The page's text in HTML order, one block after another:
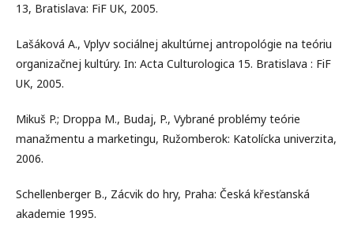
13, Bratislava: FiF UK, 2005.
Lašáková A., Vplyv sociálnej akultúrnej antropológie na teóriu
organizačnej kultúry. In: Acta Culturologica 15. Bratislava : FiF
UK, 2005.
Mikuš P.; Droppa M., Budaj, P., Vybrané problémy teórie
manažmentu a marketingu, Ružomberok: Katolícka univerzita,
2006.
Schellenberger B., Zácvik do hry, Praha: Česká křesťanská
akademie 1995.